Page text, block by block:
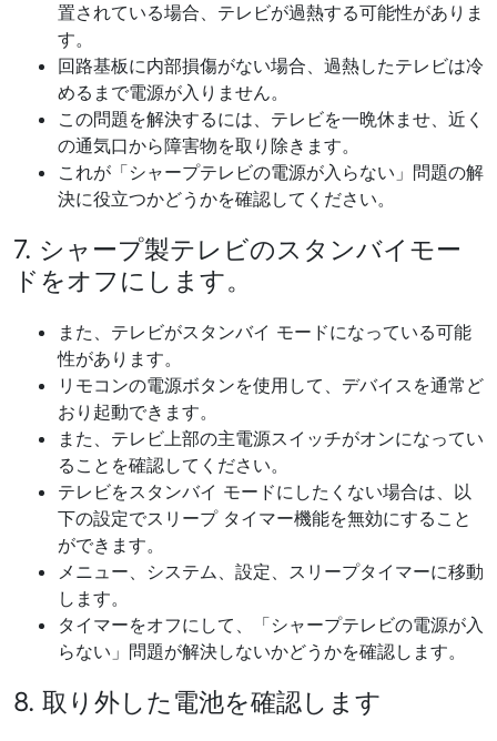
置されている場合、テレビが過熱する可能性がありま
す。
回路基板に内部損傷がない場合、過熱したテレビは冷
めるまで電源が入りません。
この問題を解決するには、テレビを一晩休ませ、近く
の通気口から障害物を取り除きます。
これが「シャープテレビの電源が入らない」問題の解
決に役立つかどうかを確認してください。
7. シャープ製テレビのスタンバイモー
ドをオフにします。
また、テレビがスタンバイ モードになっている可能
性があります。
リモコンの電源ボタンを使用して、デバイスを通常ど
おり起動できます。
また、テレビ上部の主電源スイッチがオンになってい
ることを確認してください。
テレビをスタンバイ モードにしたくない場合は、以
下の設定でスリープ タイマー機能を無効にすること
ができます。
メニュー、システム、設定、スリープタイマーに移動
します。
タイマーをオフにして、「シャープテレビの電源が入
らない」問題が解決しないかどうかを確認します。
8. 取り外した電池を確認します